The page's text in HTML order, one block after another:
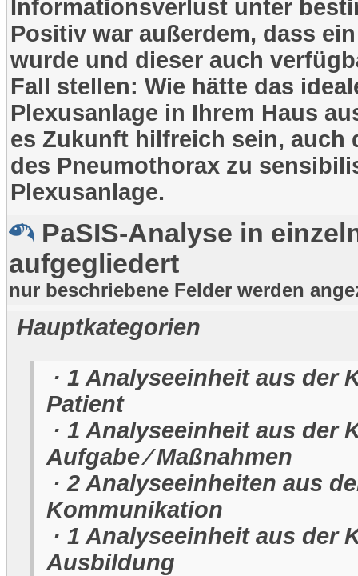
Informationsverlust unter
Positiv war außerdem, dass
wurde und dieser auch
Fall stellen: Wie hätte das
Plexusanlage in Ihrem Haus
es Zukunft hilfreich sein, auch
des Pneumothorax zu
Plexusanlage.
PaSIS-Analyse in
aufgegliedert
nur beschriebene Felder werden
Hauptkategorien
· 1 Analyseeinheit aus der
Patient
· 1 Analyseeinheit aus der
Aufgabe ⁄ Maßnahmen
· 2 Analyseeinheiten aus
Kommunikation
· 1 Analyseeinheit aus der
Ausbildung